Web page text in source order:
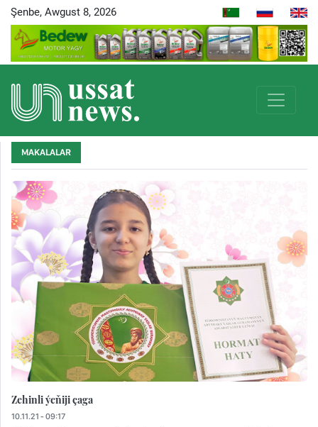
Şenbe, Awgust 8, 2026
MAKALALAR
Zehinli ýeňiji çaga
10.11.21 - 09:17